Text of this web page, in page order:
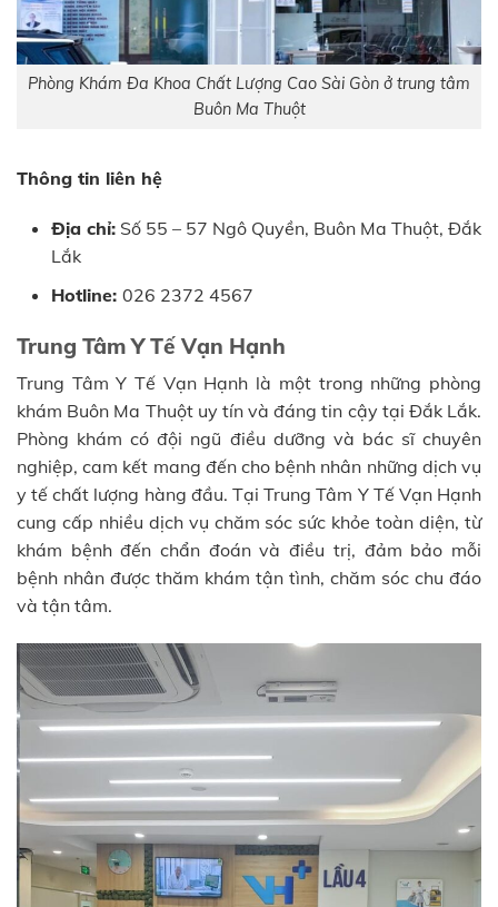
Phòng Khám Đa Khoa Chất Lượng Cao Sài Gòn ở trung tâm
Buôn Ma Thuột
Thông tin liên hệ
Địa chỉ:Số 55 – 57 Ngô Quyền, Buôn Ma Thuột, Đắk
Lắk
Hotline: 026 2372 4567
Trung Tâm Y Tế Vạn Hạnh
Trung Tâm Y Tế Vạn Hạnh là một trong những phòng
khám Buôn Ma Thuột uy tín và đáng tin cậy tại Đắk Lắk.
Phòng khám có đội ngũ điều dưỡng và bác sĩ chuyên
nghiệp, cam kết mang đến cho bệnh nhân những dịch vụ
y tế chất lượng hàng đầu. Tại Trung Tâm Y Tế Vạn Hạnh
cung cấp nhiều dịch vụ chăm sóc sức khỏe toàn diện, từ
khám bệnh đến chẩn đoán và điều trị, đảm bảo mỗi
bệnh nhân được thăm khám tận tình, chăm sóc chu đáo
và tận tâm.